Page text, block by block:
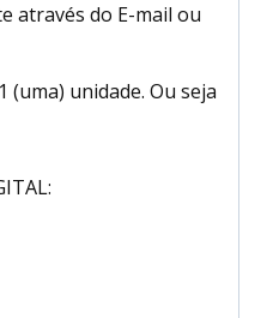
através do E-mail ou
(uma) unidade. Ou seja